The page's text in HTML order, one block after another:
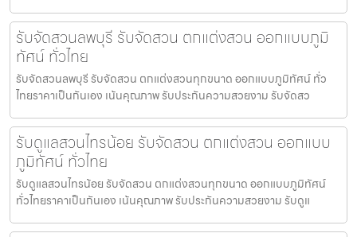
รับจัดสวนลพบุรี รับจัดสวน ตกแต่งสวน ออกแบบภูมิ
ทัศน์ ทั่วไทย
รับจัดสวนลพบุรี รับจัดสวน ตกแต่งสวนทุกขนาด ออกแบบภูมิทัศน์ ทั่ว
ไทยราคาเป็นกันเอง เน้นคุณภาพ รับประกันความสวยงาม รับจัดสว
รับดูแลสวนไทรน้อย รับจัดสวน ตกแต่งสวน ออกแบบ
ภูมิทัศน์ ทั่วไทย
รับดูแลสวนไทรน้อย รับจัดสวน ตกแต่งสวนทุกขนาด ออกแบบภูมิทัศน์
ทั่วไทยราคาเป็นกันเอง เน้นคุณภาพ รับประกันความสวยงาม รับดูแ